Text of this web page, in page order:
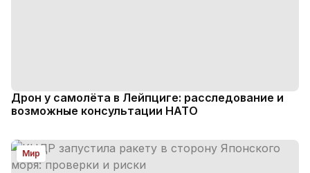
Дрон у самолёта в Лейпциге: расследование и
возможные консультации НАТО
Мир